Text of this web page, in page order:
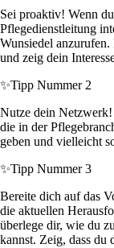
Sei proaktiv! Wenn
Pflegedienstleitung
Wunsiedel anzurufen.
und zeig dein
✨Tipp Nummer 2
Nutze dein
die in der
geben und vielleicht
✨Tipp Nummer 3
Bereite dich auf das
die aktuellen
überlege dir, wie du
kannst. Zeig, dass du